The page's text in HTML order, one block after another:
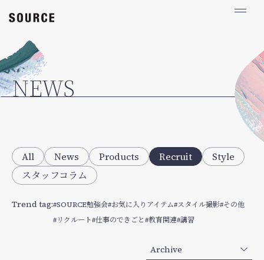
数字で見るSOURCE
お問い合わせ・ご相談
Stylist
NEWS
All News Products Recruit
Style
スタッフコラム
Archive
Trend tag SOURCE勉強会 お気に入りアイテム スタイル撮影 その他
リクルート 仕事のできごと 教育関連 講習